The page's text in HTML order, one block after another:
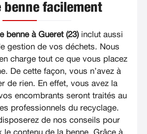
benne facilement
benne à Gueret (23)inclut aussi
gestion de vos déchets. Nous
charge tout ce que vous placez
De cette façon, vous n’avez à
de rien. En effet, vous avez la
encombrants seront traités au
professionnels du recyclage.
de nos conseils pour
le contenu de la benne. Grâce à